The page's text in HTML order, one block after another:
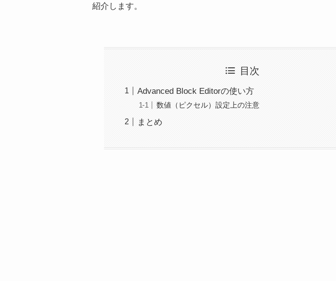
紹介します。
目次
Advanced Block Editorの使い方
数値（ピクセル）設定上の注意
まとめ